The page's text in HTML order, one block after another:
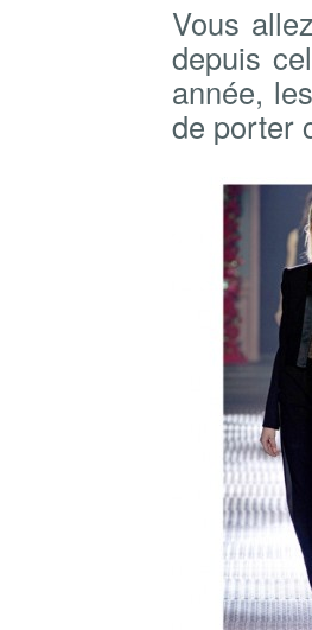
Vous
depuis
année,
de porter